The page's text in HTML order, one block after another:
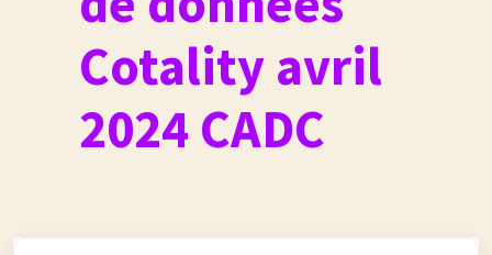
Cotality avril
2024 CADC